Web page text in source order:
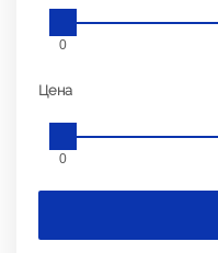
0
Цена
0